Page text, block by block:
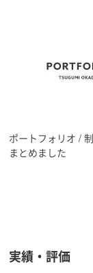
ポートフォリオ /
まとめました
実績・評価